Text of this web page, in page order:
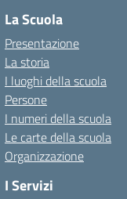
La Scuola
Presentazione
La storia
I luoghi della scuola
Persone
I numeri della scuola
Le carte della scuola
Organizzazione
I Servizi